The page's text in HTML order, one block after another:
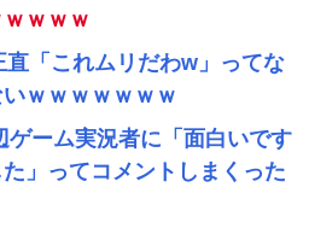
ｗｗｗ
直「これムリだわw」ってな
ｗｗｗｗｗｗｗ
ゲーム実況者に「面白いです
」ってコメントしまくった